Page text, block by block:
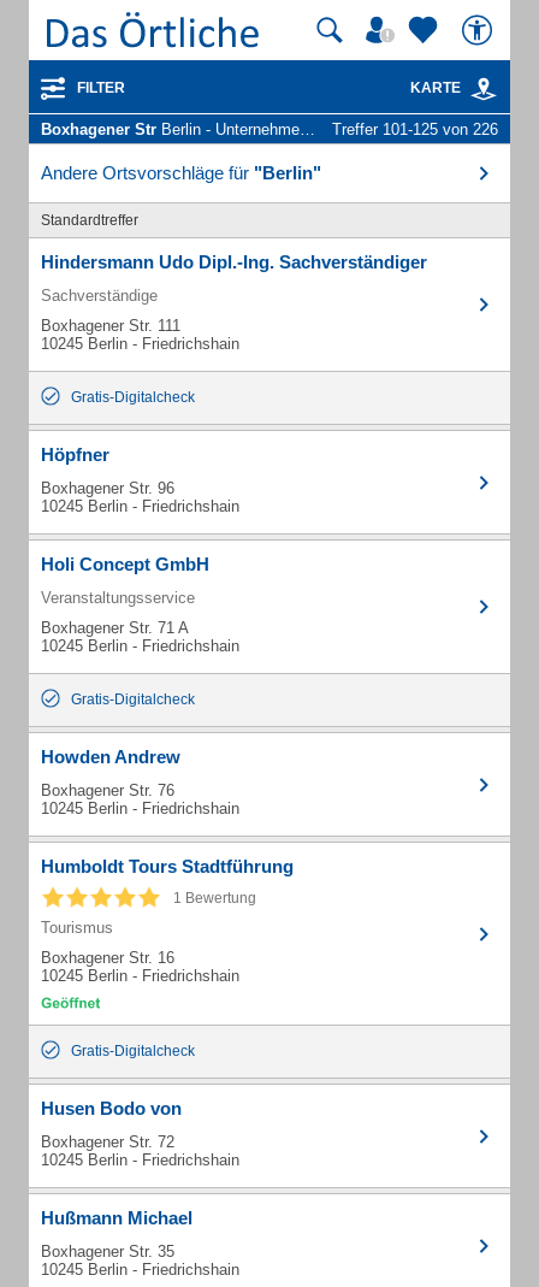
FILTER KARTE
Boxhagener Str Berlin - Unternehmen und Personen Treffer 101-125 von 226
Andere Ortsvorschläge für "Berlin"
Standardtreffer
Hindersmann Udo Dipl.-Ing. Sachverständiger
Sachverständige
Boxhagener Str. 111
10245 Berlin - Friedrichshain
Gratis-Digitalcheck
Höpfner
Boxhagener Str. 96
10245 Berlin - Friedrichshain
Holi Concept GmbH
Veranstaltungsservice
Boxhagener Str. 71 A
10245 Berlin - Friedrichshain
Gratis-Digitalcheck
Howden Andrew
Boxhagener Str. 76
10245 Berlin - Friedrichshain
Humboldt Tours Stadtführung
1 Bewertung
Tourismus
Boxhagener Str. 16
10245 Berlin - Friedrichshain
Gratis-Digitalcheck
Husen Bodo von
Boxhagener Str. 72
10245 Berlin - Friedrichshain
Hußmann Michael
Boxhagener Str. 35
10245 Berlin - Friedrichshain